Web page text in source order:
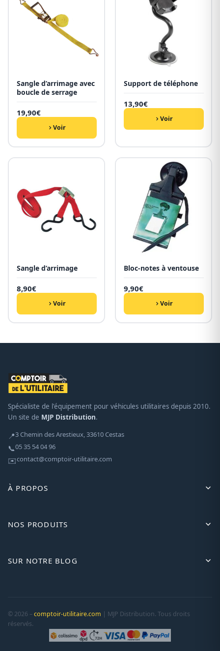
Sangle d’arrimage avec
boucle de serrage
19,90€
Voir
Support de téléphone
13,90€
Voir
Sangle d’arrimage
8,90€
Voir
Bloc-notes à ventouse
9,90€
Voir
Spécialiste de l'équipement pour véhicules utilitaires depuis 2010.
Un site de MJP Distribution.
📍3 Chemin des Arestieux, 33610 Cestas
📞05 35 54 04 96
✉️contact@comptoir-utilitaire.com
À PROPOS
NOS PRODUITS
SUR NOTRE BLOG
© 2026 –comptoir-utilitaire.com | MJP Distribution. Tous droits
réservés.